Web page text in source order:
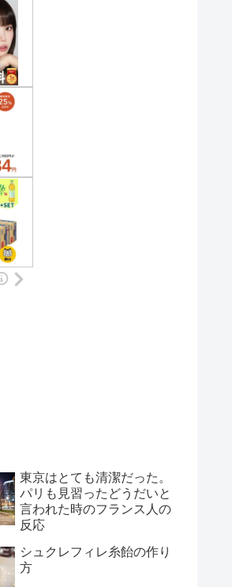
東京はとても清潔だった。
パリも見習ったどうだいと
言われた時のフランス人の
反応
シュクレフィレ糸飴の作り
方